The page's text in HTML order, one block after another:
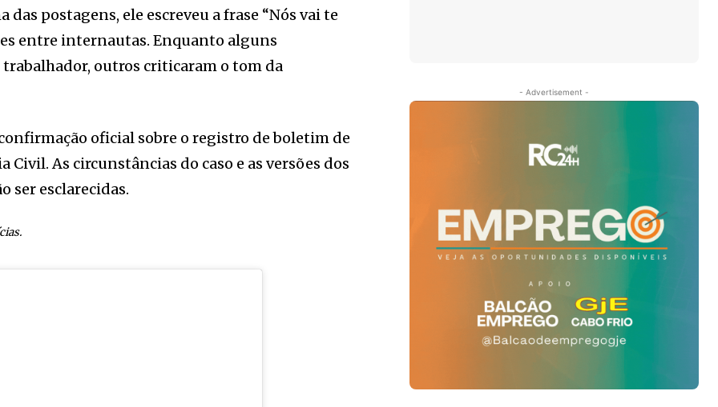
das postagens, ele escreveu a frase “Nós vai te
entre internautas. Enquanto alguns
outros criticaram o tom da
oficial sobre o registro de boletim de
Civil. As circunstâncias do caso e as versões dos
ser esclarecidas.
- Advertisement -